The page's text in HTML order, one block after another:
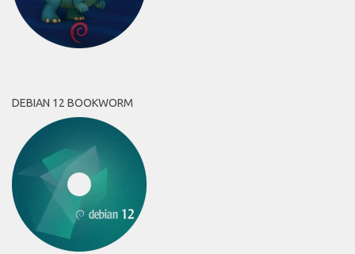
DEBIAN 12 BOOKWORM